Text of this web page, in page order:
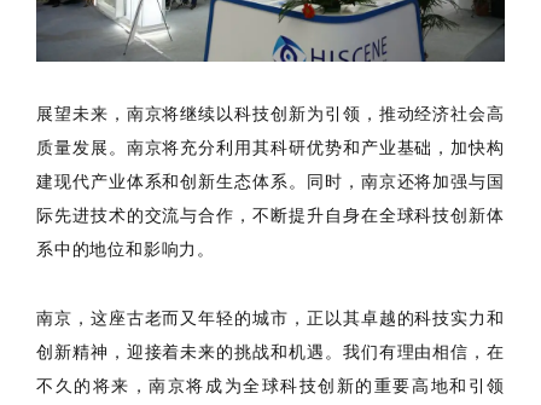
展望未来，南京将继续以科技创新为引领，推动经济社会高
质量发展。南京将充分利用其科研优势和产业基础，加快构
建现代产业体系和创新生态体系。同时，南京还将加强与国
际先进技术的交流与合作，不断提升自身在全球科技创新体
系中的地位和影响力。
南京，这座古老而又年轻的城市，正以其卓越的科技实力和
创新精神，迎接着未来的挑战和机遇。我们有理由相信，在
不久的将来，南京将成为全球科技创新的重要高地和引领